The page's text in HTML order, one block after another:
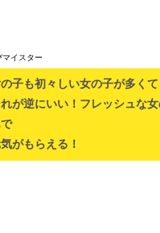
マイスター
子も初々しい女の子が多くて
が逆にいい！フレッシュな
で
がもらえる！